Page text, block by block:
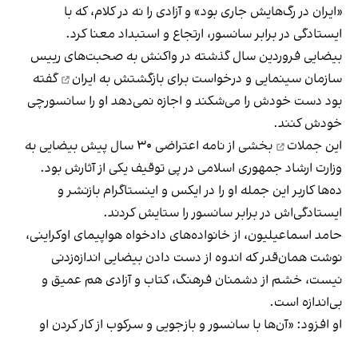
«ایران در رگ‌هایش جاری بود» و آزادی را نه در کلام، که با
ایستادگی در برابر سانسور، ارتجاع و استبداد معنا کرد.
بیضایی فروردین سال گذشته در واکنش به صحبت‌های رییس
سازمان سینمایی و درخواست برای بازگشتش به ایران
گفته
بود دست خودش را می‌شکند و اجازه نمی‌دهد او را سانسورچی
خودش کنند.
این جملات
بخشی از نامه اعتراضی ۳۰ سال پیش بیضایی به
وزارت ارشاد جمهوری اسلامی در پی توقیف یکی از آثارش بود.
ده‌ها کاربر این جمله او را در ایکس و اینستاگرام بازنشر و
ایستادگی‌اش در برابر سانسور را ستایش کردند.
حامد اسماعیلیون، از خانواده‌های دادخواه هواپیمای اوکراینی،
نوشت همان‌قدر که اندوه از دست دادن بیضایی اندازه‌زدنی
نیست، خشم از دشمنان فرهنگ، کتاب و آزادی هم عمیق و
بی‌اندازه است.
او افزود: «آن‌ها با سانسور و بازجویی و سرکوب از کار کردن او